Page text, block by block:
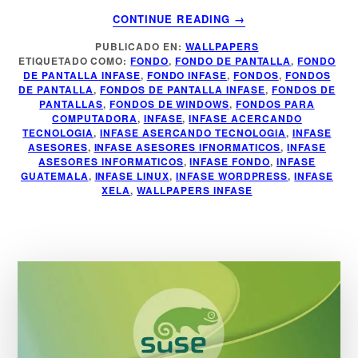
CONTINUE READING
ACERCA
DE
FONDO
DE
PANTALLA
INFASE
→
PUBLICADO EN: WALLPAPERS
ETIQUETADO COMO:FONDO, FONDO DE PANTALLA,FONDO
DE PANTALLA INFASE, FONDO INFASE,FONDOS, FONDOS
DE PANTALLA, FONDOS DE PANTALLA INFASE, FONDOS DE
PANTALLAS, FONDOS DE WINDOWS,FONDOS PARA
COMPUTADORA, INFASE,INFASE ACERCANDO
TECNOLOGIA, INFASE ASERCANDO TECNOLOGIA, INFASE
ASESORES, INFASE ASESORES IFNORMATICOS,INFASE
ASESORES INFORMATICOS,INFASE FONDO, INFASE
GUATEMALA, INFASE LINUX, INFASE WORDPRESS,INFASE
XELA,WALLPAPERS INFASE